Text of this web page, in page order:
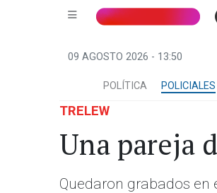
09 AGOSTO 2026 - 13:50
POLÍTICA POLICIALES
TRELEW
Una pareja
Quedaron grabados